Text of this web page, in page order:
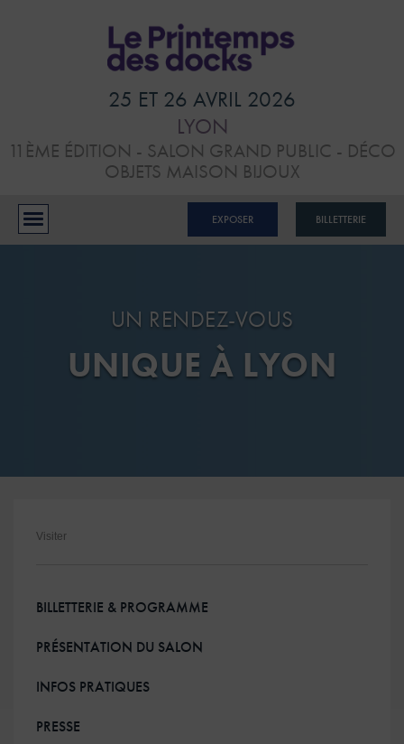
CONFÉRENCES
BLOG
RÉSERVER MON STAND
25 ET 26 AVRIL 2026
LYON
11ÈME ÉDITION - SALON GRAND PUBLIC - DÉCO
OBJETS MAISON BIJOUX
BILLETTERIE
EXPOSER
UN RENDEZ-VOUS
UNIQUE À LYON
Visiter
BILLETTERIE & PROGRAMME
PRÉSENTATION DU SALON
INFOS PRATIQUES
PRESSE